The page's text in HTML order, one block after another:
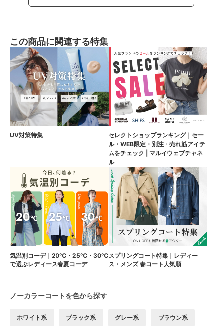
この商品に関連する特集
UV対策特集
セレクトショップランキング｜セー
ル・WEB限定・別注・売れ筋アイテ
ムをチェック | マルイウェブチャネ
ル
気温別コーデ｜20℃・25℃・30℃
で選ぶレディース春夏コーデ
スプリングコート特集｜レディー
ス・メンズ 春コート人気順
ノーカラーコートを色から探す
ホワイト系 ブラック系 グレー系 ブラウン系